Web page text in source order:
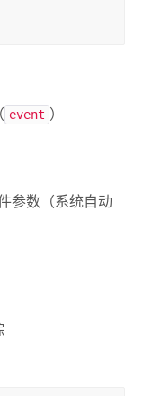
event ）
参数（系统自动